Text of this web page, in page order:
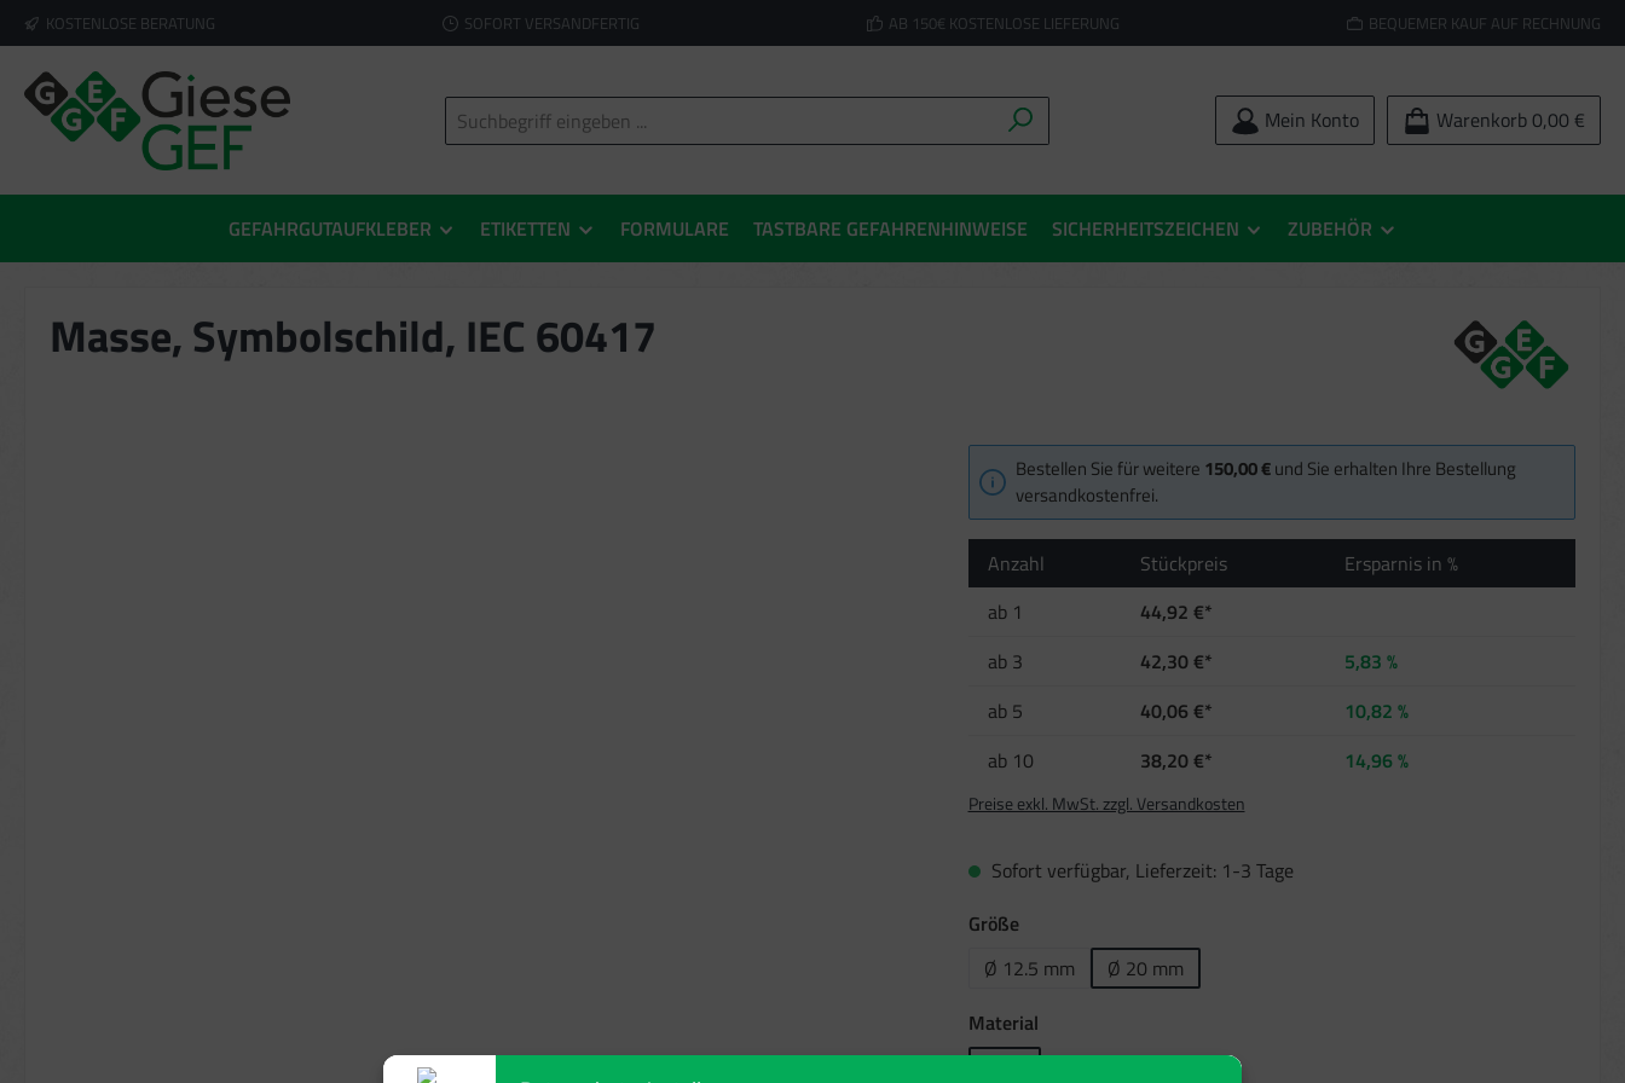
Zur Hauptnavigation springen
KOSTENLOSE BERATUNG SOFORT VERSANDFERTIG AB 150€ KOSTENLOSE LIEFERUNG BEQUEMER KAUF AUF RECHNUNG
Mein Konto Warenkorb 0,00 €
GEFAHRGUTAUFKLEBER ETIKETTEN FORMULARE TASTBARE GEFAHRENHINWEISE SICHERHEITSZEICHEN ZUBEHÖR
Masse, Symbolschild, IEC 60417
Bestellen Sie für weitere 150,00 €und Sie erhalten Ihre Bestellung
versandkostenfrei.
Anzahl Stückpreis
Ersparnis in %
ab 1
44,92 €*
ab 3 42,30 €*
5,83 %
ab 5 40,06 €*
10,82 %
ab 10 38,20 €* 14,96 %
Preise exkl. MwSt. zzgl. Versandkosten
Sofort verfügbar, Lieferzeit: 1-3 Tage
Größeauswählen
Ø 12.5 mm
Ø 20 mm
Materialauswählen